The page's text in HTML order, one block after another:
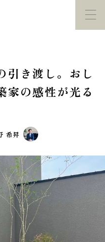
カタログ請求
引き渡し。おし
家の感性が光る
希昇